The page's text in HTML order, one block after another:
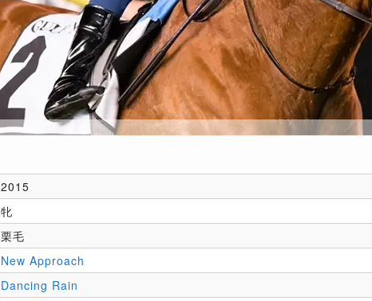
2015
牝
栗毛
New Approach
Dancing Rain